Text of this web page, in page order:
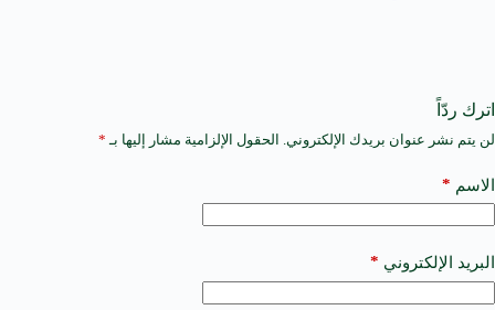
اترك ردّاً
لن يتم نشر عنوان بريدك الإلكتروني. الحقول الإلزامية مشار إليها بـ *
الاسم *
البريد الإلكتروني *
A
t
e
a
t
i